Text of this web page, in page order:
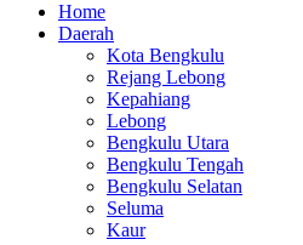
Home
Daerah
Kota Bengkulu
Rejang Lebong
Kepahiang
Lebong
Bengkulu Utara
Bengkulu Tengah
Bengkulu Selatan
Seluma
Kaur